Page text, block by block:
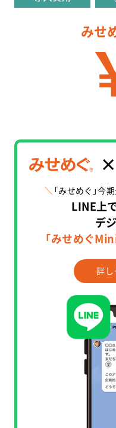
みせ
＼ 「みせめぐ」今
LINE上
デ
「みせめぐMini
詳し